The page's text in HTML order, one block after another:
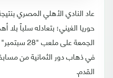
عاد النادي الأهلي المصري
حوريا الغيني؛ بتعادله سلباً
الجمعة على
في ذهاب دور الثمانية من
القدم.